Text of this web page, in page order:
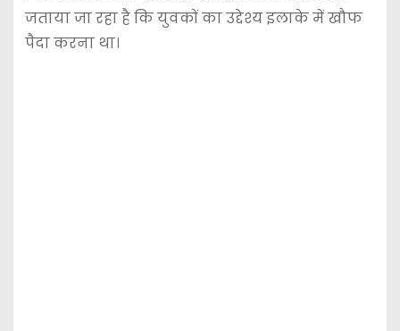
जताया जा रहा है कि युवकों का उद्देश्य इलाके में खौफ
पैदा करना था।